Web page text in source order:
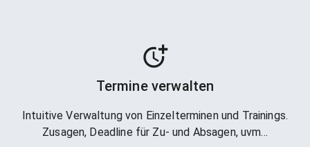
Termine verwalten
Intuitive Verwaltung von Einzelterminen und Trainings.
Zusagen, Deadline für Zu- und Absagen, uvm...